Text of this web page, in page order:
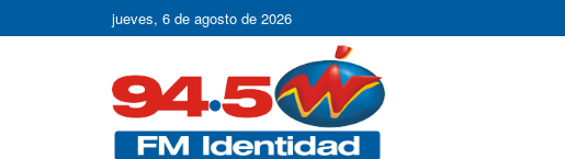
jueves, 6 de agosto de 2026